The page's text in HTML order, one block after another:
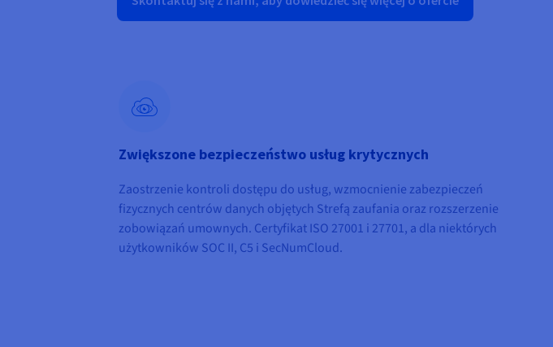
Zwiększone bezpieczeństwo usług krytycznych
Zaostrzenie kontroli dostępu do usług, wzmocnienie zabezpieczeń
fizycznych centrów danych objętych Strefą zaufania oraz rozszerzenie
zobowiązań umownych. Certyfikat ISO 27001 i 27701, a dla niektórych
użytkowników SOC II, C5 i SecNumCloud.